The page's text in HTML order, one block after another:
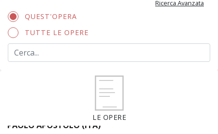
Ricerca Avanzata
QUEST'OPERA
TUTTE LE OPERE
LE OPERE
PAOLO APOSTOLO (ITA)